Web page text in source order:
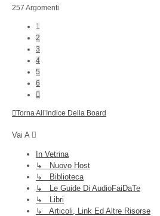
257 Argomenti
1
2
3
4
5
6
Torna All’Indice Della Board
Vai A
In Vetrina
↳ Nuovo Host
↳ Biblioteca
↳ Le Guide Di AudioFaiDaTe
↳ Libri
↳ Articoli, Link Ed Altre Risorse